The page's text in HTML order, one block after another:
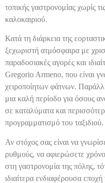
τοπικής γαστρονομίας χωρίς
καλοκαιριού.
Κατά τη διάρκεια της
ξεχωριστή ατμόσφαιρα με
παραδοσιακές αγορές και
Gregorio Armeno, που είναι
χειροποίητων φάτνων.
μια καλή περίοδο για όσους
σε καταλύματα και
προγραμματισμό του ταξιδιού.
Αν στόχος σας είναι να
ρυθμούς, να αφιερώσετε
στη γαστρονομία της πόλης,
ιδιαίτερα ενδιαφέρουσα